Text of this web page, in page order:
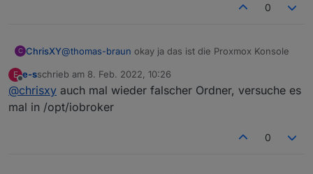
meldet man sich seit 'ewig' nicht mehr an.
0
C ChrisXY@thomas-braun okay ja das ist die Proxmox Konsole
E
Offline
e-sschrieb am 8. Feb. 2022, 10:26
zuletzt editiert von
@chrisxy auch mal wieder falscher Ordner, versuche es
mal in /opt/iobroker
0